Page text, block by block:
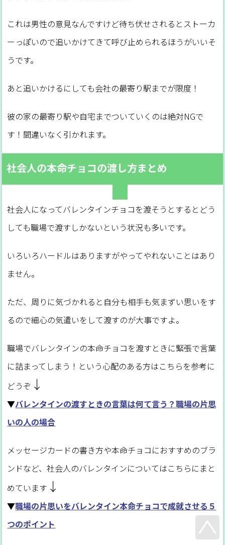
これは男性の意見なんですけど待ち伏せされるとストーカ
ーっぽいので追いかけてきて呼び止められるほうがいいそ
うです。
あと追いかけるにしても会社の最寄り駅までが限度！
彼の家の最寄り駅や自宅までついていくのは絶対NGで
す！間違いなく引かれます。
社会人の本命チョコの渡し方まとめ
社会人になってバレンタインチョコを渡そうとするとどう
しても職場で渡すしかないという状況も多いです。
いろいろハードルはありますがやってやれないことはあり
ません。
ただ、周りに気づかれると自分も相手も気まずい思いをす
るので細心の気遣いをして渡すのが大事ですよ。
職場でバレンタインの本命チョコを渡すときに緊張で言葉
に詰まってしまう！という心配のある方はこちらを参考に
どうぞ ↓
▼バレンタインの渡すときの言葉は何て言う？職場の片思
いの人の場合
メッセージカードの書き方や本命チョコにおすすめのブラ
ンドなど、社会人のバレンタインについてはこちらにまと
めています ↓
▼職場の片思いをバレンタイン本命チョコで成就させる５
つのポイント